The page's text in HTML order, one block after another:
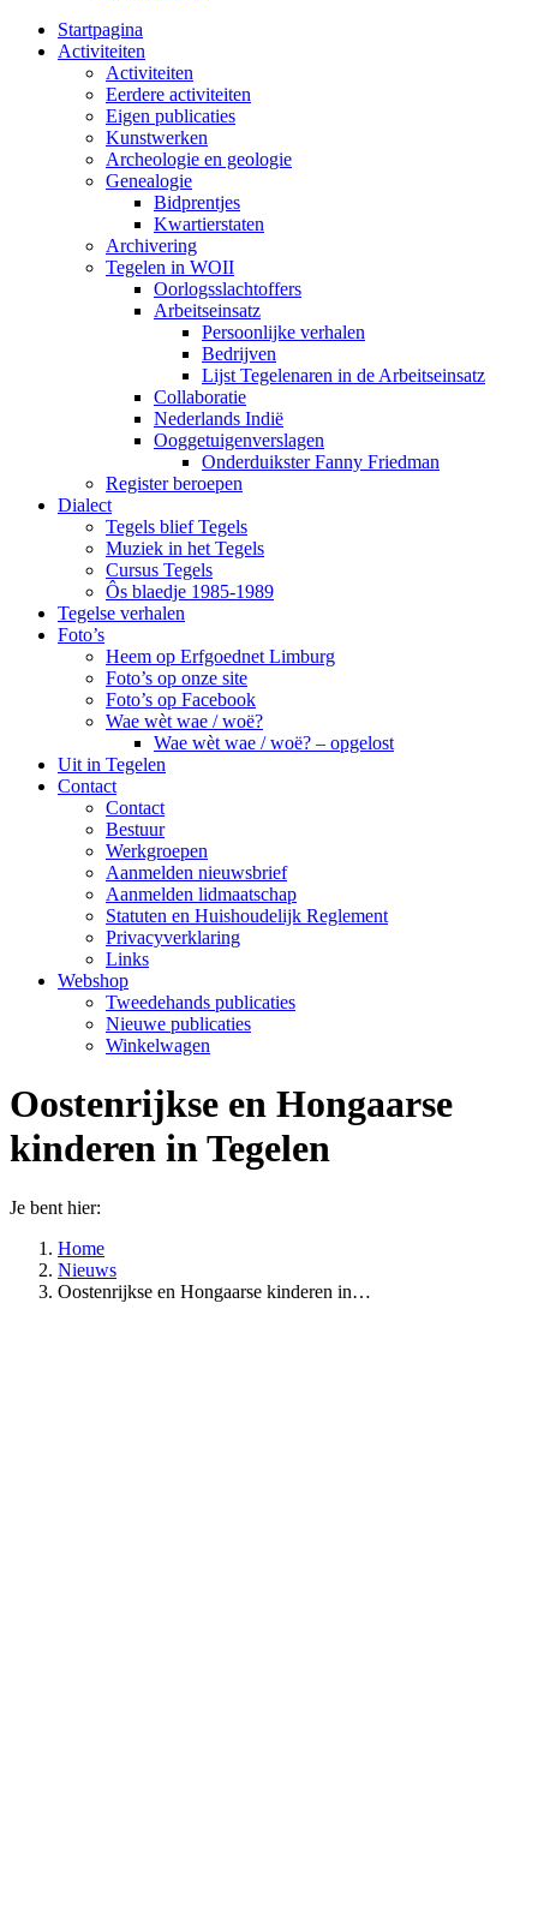
Startpagina
Activiteiten
Activiteiten
Eerdere activiteiten
Eigen publicaties
Kunstwerken
Archeologie en geologie
Genealogie
Bidprentjes
Kwartierstaten
Archivering
Tegelen in WOII
Oorlogsslachtoffers
Arbeitseinsatz
Persoonlijke verhalen
Bedrijven
Lijst Tegelenaren in de Arbeitseinsatz
Collaboratie
Nederlands Indië
Ooggetuigenverslagen
Onderduikster Fanny Friedman
Register beroepen
Dialect
Tegels blief Tegels
Muziek in het Tegels
Cursus Tegels
Ôs blaedje 1985-1989
Tegelse verhalen
Foto’s
Heem op Erfgoednet Limburg
Foto’s op onze site
Foto’s op Facebook
Wae wèt wae / woë?
Wae wèt wae / woë? – opgelost
Uit in Tegelen
Contact
Contact
Bestuur
Werkgroepen
Aanmelden nieuwsbrief
Aanmelden lidmaatschap
Statuten en Huishoudelijk Reglement
Privacyverklaring
Links
Webshop
Tweedehands publicaties
Nieuwe publicaties
Winkelwagen
Oostenrijkse en Hongaarse
kinderen in Tegelen
Je bent hier:
Home
Nieuws
Oostenrijkse en Hongaarse kinderen in…